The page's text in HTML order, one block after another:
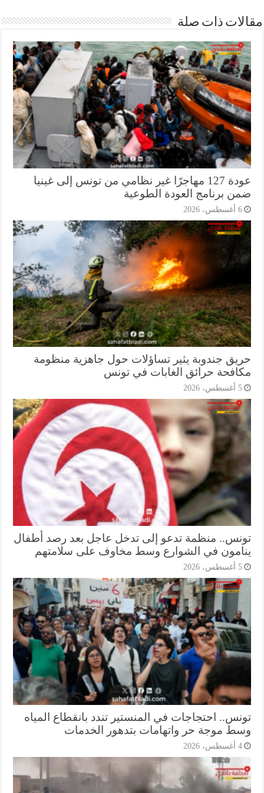
ذات صلة
عودة 127 مهاجرًا غير نظامي من تونس إلى غينيا
برنامج العودة الطوعية
جندوبة يثير تساؤلات حول جاهزية منظومة
حرائق الغابات في تونس
منظمة تدعو إلى تدخل عاجل بعد رصد أطفال
في الشوارع وسط مخاوف على سلامتهم
احتجاجات في المنستير تندد بانقطاع المياه
موجة حر واتهامات بتدهور الخدمات